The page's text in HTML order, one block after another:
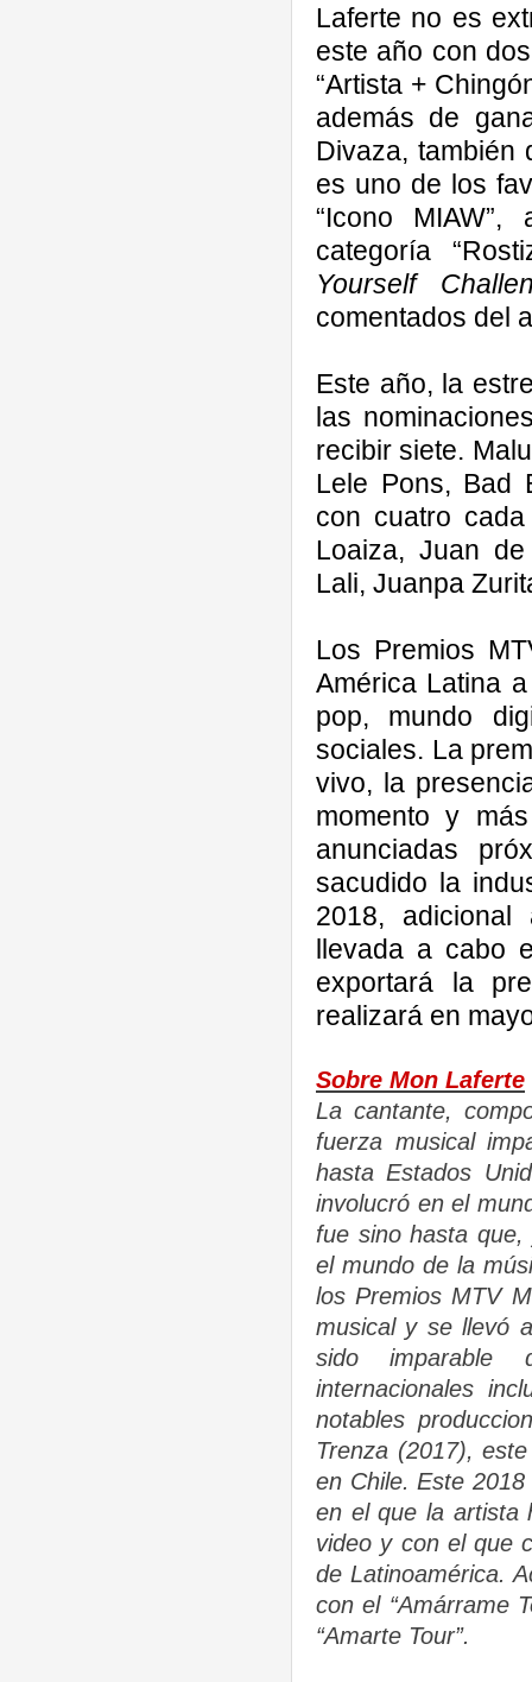
Laferte no es
este año con
“Artista +
además de
Divaza, también
es uno de los
“Icono
categoría
Yourself
comentados del
Este año, la
las
recibir siete.
Lele Pons, Bad
con cuatro
Loaiza, Juan
Lali, Juanpa
Los Premios
América Latina
pop, mundo
sociales. La
vivo, la
momento y
anunciadas
sacudido la
2018, adicional
llevada a cabo
exportará la
realizará en
Sobre Mon Laferte
La cantante,
fuerza musical
hasta Estados
involucró en el
fue sino hasta
el mundo de la
los Premios MTV
musical y se llevó
sido imparable
internacionales
notables
Trenza (2017),
en Chile. Este
en el que la artista
video y con el que
de Latinoamérica.
con el “Amárrame
“Amarte Tour”.